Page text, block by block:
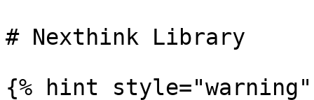
# Nexthink Library
{% hint style="warning"